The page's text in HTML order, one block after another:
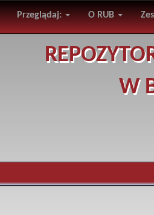
Przeglądaj: O RUB
W